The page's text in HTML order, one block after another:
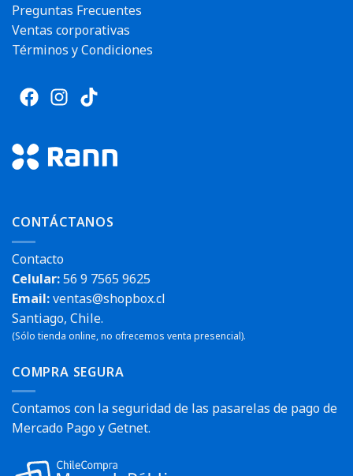
Preguntas Frecuentes
Ventas corporativas
Términos y Condiciones
CONTÁCTANOS
Contacto
Celular:56 9 7565 9625
Email:ventas@shopbox.cl
Santiago, Chile.
(Sólo tienda online, no ofrecemos venta presencial).
COMPRA SEGURA
Contamos con la seguridad de las pasarelas de pago de
Mercado Pago y Getnet.